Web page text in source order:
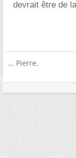
devrait être de
... Pierre.